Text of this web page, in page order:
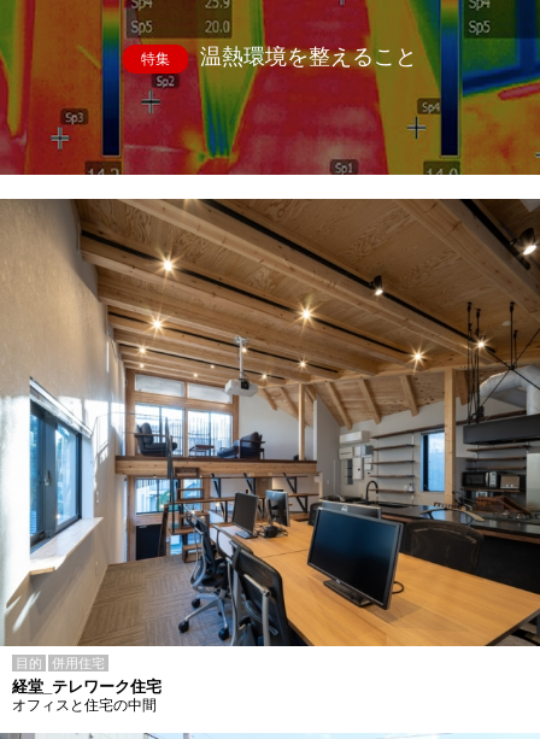
特集 温熱環境を整えること
目的 併用住宅
経堂_テレワーク住宅
オフィスと住宅の中間